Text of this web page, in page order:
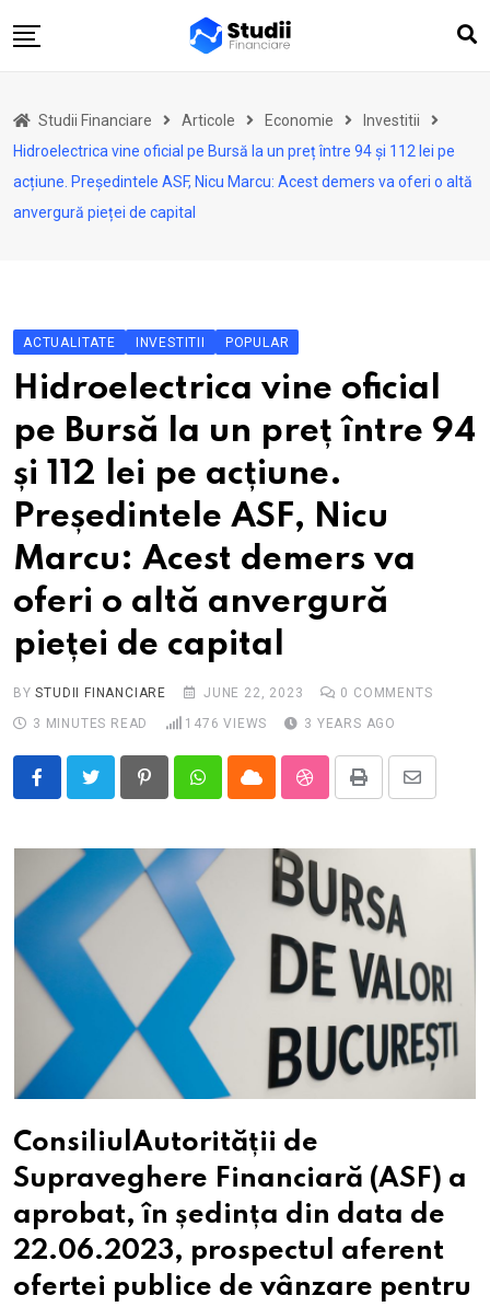
to
Actualitate
Investiții
Asigurări
Multimedia
Autori
Analize ASF
Studii Financiare Articole Economie
Investitii
Hidroelectrica vine oficial pe Bursă la un preț între 94 și 112 lei pe
acțiune. Președintele ASF, Nicu Marcu: Acest demers va oferi o altă
anvergură pieței de capital
ACTUALITATE INVESTITII POPULAR
Hidroelectrica vine oficial
pe Bursă la un preț între 94
și 112 lei pe acțiune.
Președintele ASF, Nicu
Marcu: Acest demers va
oferi o altă anvergură
pieței de capital
BYSTUDII FINANCIARE JUNE 22, 2023 0 COMMENTS
3 MINUTES READ
1476 VIEWS 3 YEARS AGO
PinterestWhatsappCloud StumbleUpon
Print
Share
Email
ConsiliulAutorității de
Supraveghere Financiară (ASF) a
aprobat, în ședința din data de
22.06.2023, prospectul aferent
ofertei publice de vânzare pentru